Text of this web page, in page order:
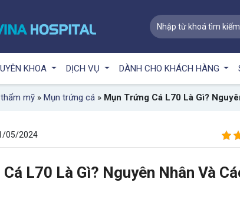
KHOA DỊCH VỤ DÀNH CHO KHÁCH HÀNG
mỹ » Mụn trứng cá » Mụn Trứng Cá L70 Là Gì?
05/2024
L70 Là Gì? Nguyên Nhân Và